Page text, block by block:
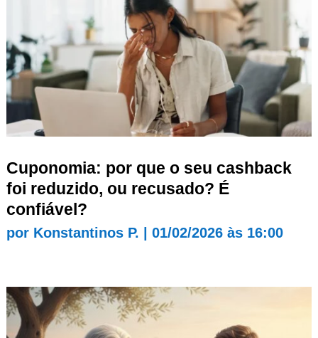
Cuponomia: por que o seu cashback
foi reduzido, ou recusado? É
confiável?
por Konstantinos P. 01/02/2026 às 16:00